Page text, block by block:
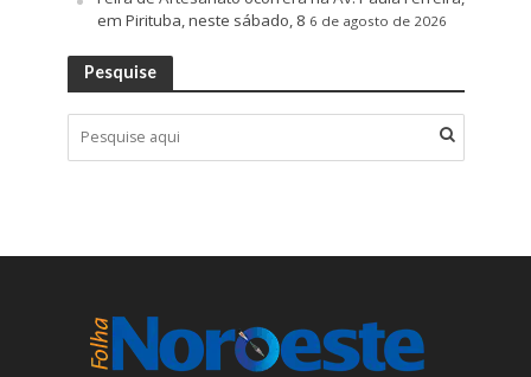
em Pirituba, neste sábado, 8 6 de agosto de 2026
Pesquise